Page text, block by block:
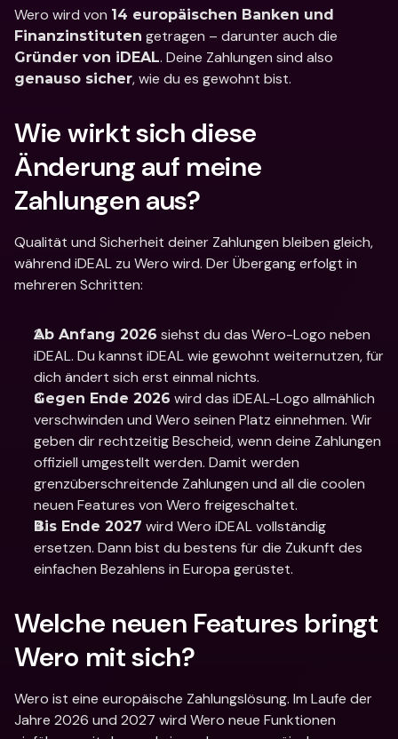
Wero wird von 14 europäischen Banken und
Finanzinstituten
Gründer von iDEAL
genauso sicher, wie du es gewohnt bist.
Wie wirkt sich diese
Änderung auf meine
Zahlungen aus?
Qualität und Sicherheit deiner Zahlungen bleiben gleich,
während iDEAL zu Wero wird. Der Übergang erfolgt in
mehreren Schritten:
Ab Anfang 2026 siehst du das Wero-Logo neben
iDEAL. Du kannst iDEAL wie gewohnt weiternutzen, für
dich ändert sich erst einmal nichts.
Gegen Ende 2026 wird das iDEAL-Logo allmählich
verschwinden und Wero seinen Platz einnehmen. Wir
geben dir rechtzeitig Bescheid, wenn deine Zahlungen
offiziell umgestellt werden. Damit werden
grenzüberschreitende Zahlungen und all die coolen
neuen Features von Wero freigeschaltet.
Bis Ende 2027 wird Wero iDEAL vollständig
ersetzen. Dann bist du bestens für die Zukunft des
einfachen Bezahlens in Europa gerüstet.
Welche neuen Features bringt
Wero mit sich?
Wero ist eine europäische Zahlungslösung. Im Laufe der
Jahre 2026 und 2027 wird Wero neue Funktionen